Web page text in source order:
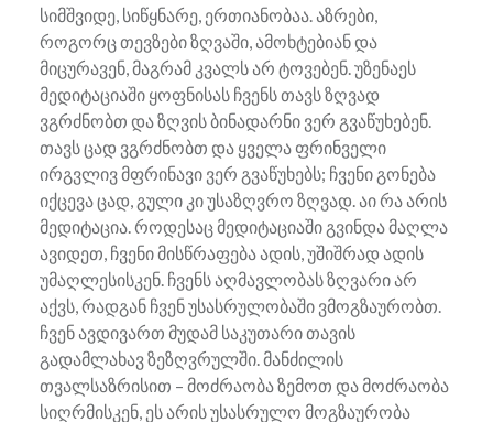
სიმშვიდე, სიწყნარე, ერთიანობაა. აზრები,
როგორც თევზები ზღვაში, ამოხტებიან და
მიცურავენ, მაგრამ კვალს არ ტოვებენ. უზენაეს
მედიტაციაში ყოფნისას ჩვენს თავს ზღვად
ვგრძნობთ და ზღვის ბინადარნი ვერ გვაწუხებენ.
თავს ცად ვგრძნობთ და ყველა ფრინველი
ირგვლივ მფრინავი ვერ გვაწუხებს; ჩვენი გონება
იქცევა ცად, გული კი უსაზღვრო ზღვად. აი რა არის
მედიტაცია. როდესაც მედიტაციაში გვინდა მაღლა
ავიდეთ, ჩვენი მისწრაფება ადის, უშიშრად ადის
უმაღლესისკენ. ჩვენს აღმავლობას ზღვარი არ
აქვს, რადგან ჩვენ უსასრულობაში ვმოგზაურობთ.
ჩვენ ავდივართ მუდამ საკუთარი თავის
გადამლახავ ზეზღვრულში. მანძილის
თვალსაზრისით – მოძრაობა ზემოთ და მოძრაობა
სიღრმისკენ, ეს არის უსასრულო მოგზაურობა